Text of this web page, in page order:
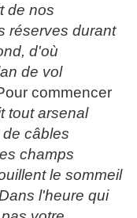
de nos
réserves durant
d'où
de vol
commencer
tout arsenal
câbles
champs
le sommeil
l'heure qui